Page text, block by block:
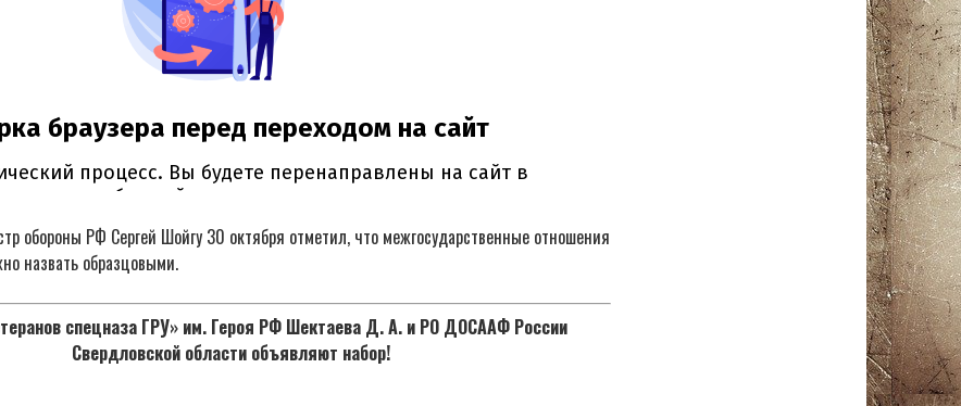
обороны РФ Сергей Шойгу 30 октября отметил, что межгосударственные отношения
назвать образцовыми.
спецназа ГРУ» им. Героя РФ Шектаева Д. А. и РО ДОСААФ России
Свердловской области объявляют набор!